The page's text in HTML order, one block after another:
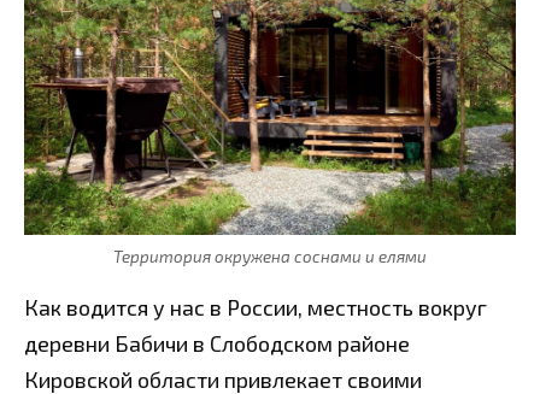
Территория окружена соснами и елями
Как водится у нас в России, местность вокруг
деревни Бабичи в Слободском районе
Кировской области привлекает своими